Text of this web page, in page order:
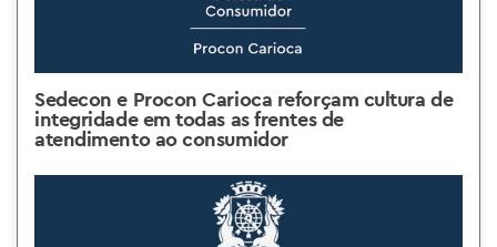
Sedecon e Procon Carioca reforçam cultura de
integridade em todas as frentes de
atendimento ao consumidor